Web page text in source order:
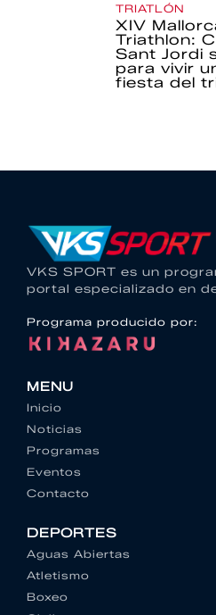
TRIATLÓN
XIV
Triathlon:
Sant Jordi
para vivir
fiesta del
VKS SPORT es un
portal especializado en
Programa producido por:
MENU
Inicio
Noticias
Programas
Eventos
Contacto
DEPORTES
Aguas Abiertas
Atletismo
Boxeo